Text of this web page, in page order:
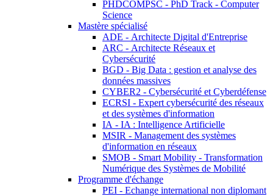
PHDCOMPSC - PhD Track - Computer
Science
Mastère spécialisé
ADE - Architecte Digital d'Entreprise
ARC - Architecte Réseaux et
Cybersécurité
BGD - Big Data : gestion et analyse des
données massives
CYBER2 - Cybersécurité et Cyberdéfense
ECRSI - Expert cybersécurité des réseaux
et des systèmes d'information
IA - IA : Intelligence Artificielle
MSIR - Management des systèmes
d'information en réseaux
SMOB - Smart Mobility - Transformation
Numérique des Systèmes de Mobilité
Programme d'échange
PEI - Echange international non diplomant